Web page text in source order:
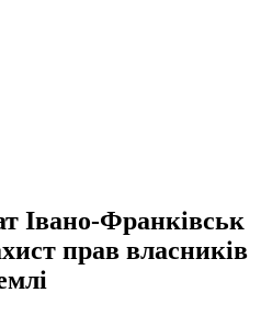
Івано-Франківськ
прав власників